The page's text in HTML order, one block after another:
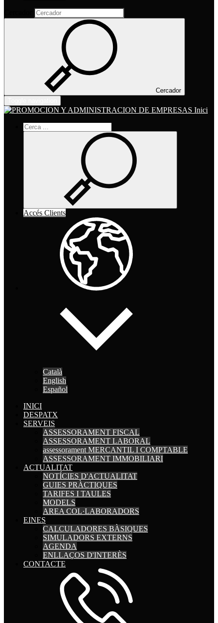
Cercador
Inici
Accés Clients
Català
English
Español
INICI
DESPATX
SERVEIS
ASSESSORAMENT FISCAL
ASSESSORAMENT LABORAL
assessorament MERCANTIL I COMPTABLE
ASSESSORAMENT IMMOBILIARI
ACTUALITAT
NOTÍCIES D'ACTUALITAT
GUIES PRÀCTIQUES
TARIFES I TAULES
MODELS
AREA COL·LABORADORS
EINES
CALCULADORES BÀSIQUES
SIMULADORS EXTERNS
AGENDA
ENLLAÇOS D'INTERÈS
CONTACTE